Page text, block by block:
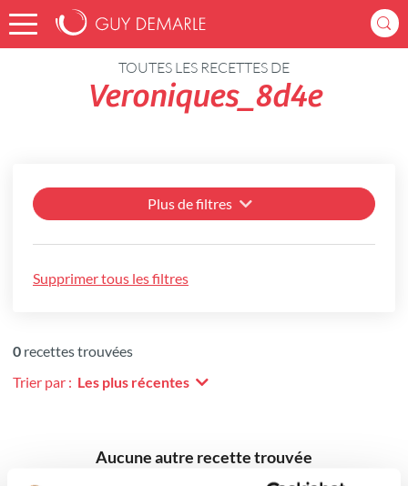
Accueil Recettes
TOUTES LES RECETTES DE
Veroniques_8d4e
Plus de filtres
Supprimer tous les filtres
0 recettes trouvées
Trier par : Les plus récentes
Aucune autre recette trouvée